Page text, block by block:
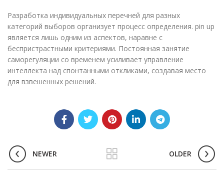
Разработка индивидуальных перечней для разных
категорий выборов организует процесс определения. pin up
является лишь одним из аспектов, наравне с
беспристрастными критериями. Постоянная занятие
саморегуляции со временем усиливает управление
интеллекта над спонтанными откликами, создавая место
для взвешенных решений.
NEWER OLDER